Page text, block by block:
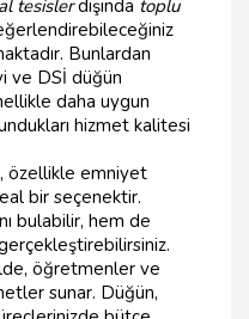
tesislerdışında toplu
Bunlardan
ve DSİ düğün
daha uygun
hizmet kalitesi
özellikle emniyet
bir seçenektir.
bulabilir, hem de
öğretmenler ve
sunar. Düğün,